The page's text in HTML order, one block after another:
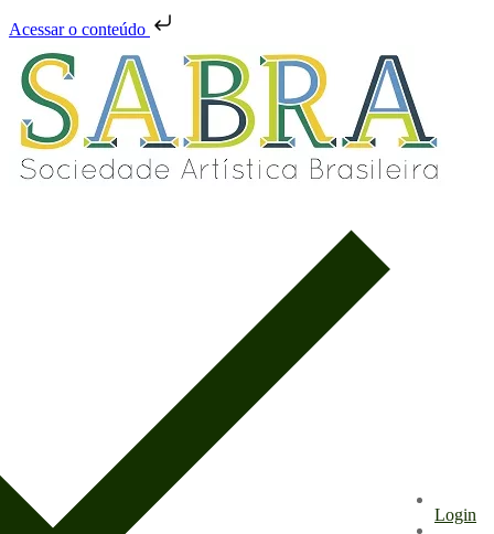
Acessar o conteúdo
Pular
para
conteúdo
Menu
fechado
Login